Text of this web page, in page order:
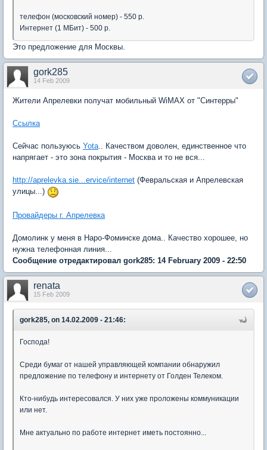
телефон (московский номер) - 550 р.
Интернет (1 МБит) - 500 р.
Это предложение для Москвы.
gork285
14 Feb 2009
Жители Апрелевки получат мобильный WiMAX от "Синтерры"
Ссылка
Сейчас пользуюсь Yota.. Качеством доволен, единственное что
напрягает - это зона покрытия - Москва и то не вся...
http://aprelevka.sie...ervice/internet (Февральская и Апрелевская
улицы...)
Провайдеры г. Апрелевка
Домолинк у меня в Наро-Фоминске дома.. Качество хорошее, но
нужна телефонная линия...
Сообщение отредактировал gork285: 14 February 2009 - 22:50
renata
15 Feb 2009
gork285, on 14.02.2009 - 21:46:
Господа!
Среди бумаг от нашей управляющей компании обнаружил
предложение по телефону и интернету от Голден Телеком.
Кто-нибудь интересовался. У них уже проложены коммуникации
или нет.
Мне актуально по работе интернет иметь постоянно...